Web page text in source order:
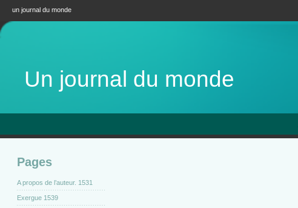
un journal du monde
Un journal du monde
Pages
A propos de l’auteur. 1531
Exergue 1539